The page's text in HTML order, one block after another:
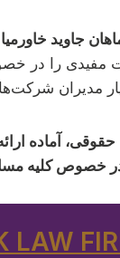
جاوید
مفیدی را در
مدیران
آماده
کلیه
LAW